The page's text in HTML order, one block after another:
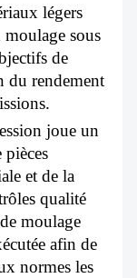
légers
sous
de
du rendement
joue un
et de la
qualité
moulage
afin de
normes les